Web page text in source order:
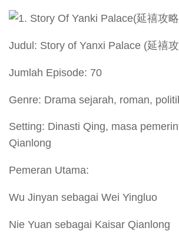
Judul: Story of Yanxi Palace (延禧
Jumlah Episode: 70
Genre: Drama sejarah, roman,
Setting: Dinasti Qing, masa
Qianlong
Pemeran Utama:
Wu Jinyan sebagai Wei Yingluo
Nie Yuan sebagai Kaisar Qianlong